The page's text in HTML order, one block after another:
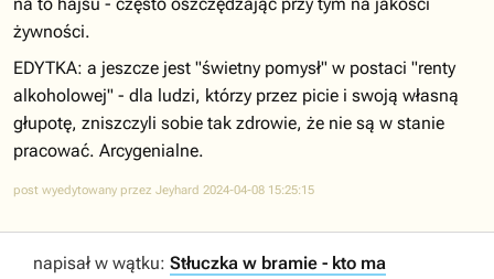
żywności.
EDYTKA: a jeszcze jest "świetny pomysł" w postaci "renty
alkoholowej" - dla ludzi, którzy przez picie i swoją własną
głupotę, zniszczyli sobie tak zdrowie, że nie są w stanie
pracować. Arcygenialne.
post wyedytowany przez Jeyhard 2024-04-08 15:25:15
napisał w wątku: Stłuczka w bramie - kto ma